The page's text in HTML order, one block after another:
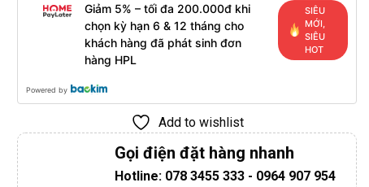
Giảm 5% – tối đa 200.000đ khi
chọn kỳ hạn 6 & 12 tháng cho
khách hàng đã phát sinh đơn
hàng HPL
SIÊU
MỚI,
SIÊU
HOT
Powered by
Add to wishlist
Gọi điện đặt hàng nhanh
Hotline: 078 3455 333 - 0964 907 954